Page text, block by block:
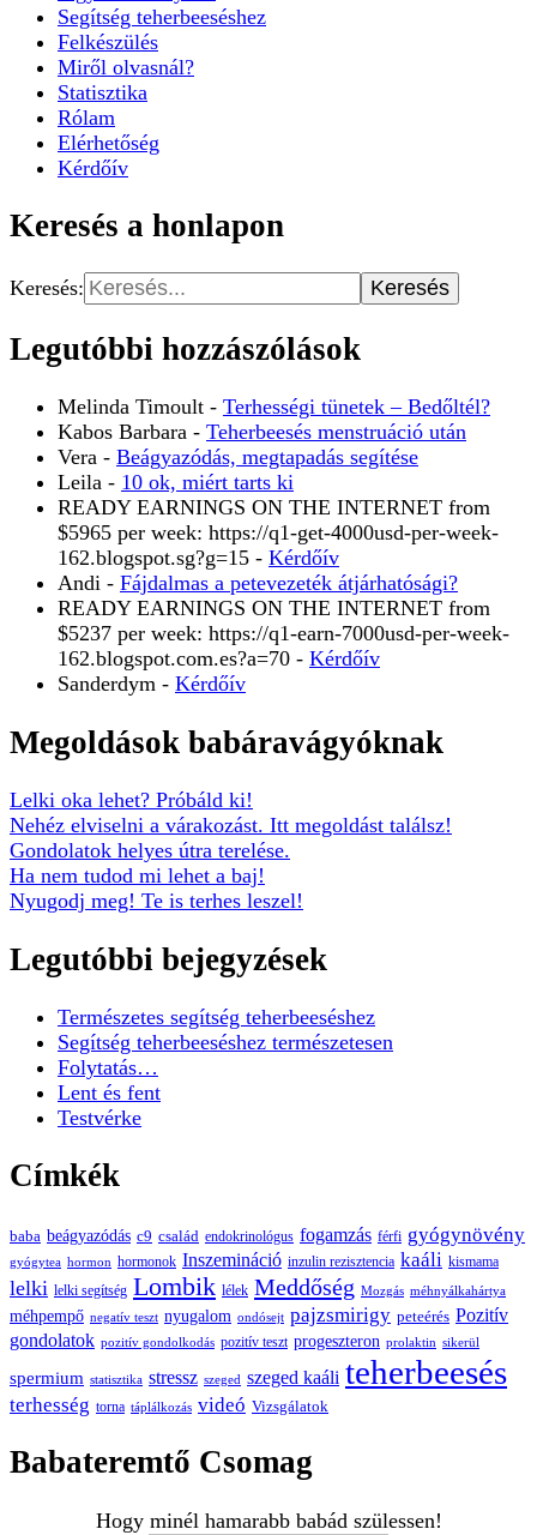
Segítség teherbeeséshez
Felkészülés
Miről olvasnál?
Statisztika
Rólam
Elérhetőség
Kérdőív
Keresés a honlapon
Keresés:
Legutóbbi hozzászólások
Melinda Timoult - Terhességi tünetek – Bedőltél?
Kabos Barbara - Teherbeesés menstruáció után
Vera - Beágyazódás, megtapadás segítése
Leila - 10 ok, miért tarts ki
READY EARNINGS ON THE INTERNET from
$5965 per week: https://q1-get-4000usd-per-week-
162.blogspot.sg?g=15 - Kérdőív
Andi - Fájdalmas a petevezeték átjárhatósági?
READY EARNINGS ON THE INTERNET from
$5237 per week: https://q1-earn-7000usd-per-week-
162.blogspot.com.es?a=70 - Kérdőív
Sanderdym - Kérdőív
Megoldások babáravágyóknak
Lelki oka lehet? Próbáld ki!
Nehéz elviselni a várakozást. Itt megoldást találsz!
Gondolatok helyes útra terelése.
Ha nem tudod mi lehet a baj!
Nyugodj meg! Te is terhes leszel!
Legutóbbi bejegyzések
Természetes segítség teherbeeséshez
Segítség teherbeeséshez természetesen
Folytatás…
Lent és fent
Testvérke
Címkék
baba beágyazódás c9 család endokrinológus fogamzás férfi gyógynövény
gyógytea hormon hormonok Inszemináció inzulin rezisztencia kaáli kismama
lelki lelki segítség Lombik lélek Meddőség Mozgás méhnyálkahártya
méhpempő negatív teszt nyugalom ondósejt pajzsmirigy peteérés Pozitív
gondolatok pozitív gondolkodás pozitív teszt progeszteron prolaktin sikerül
spermium statisztika stressz szeged szeged kaáli teherbeesés
terhesség torna táplálkozás videó Vizsgálatok
Babateremtő Csomag
Hogy minél hamarabb babád szülessen!